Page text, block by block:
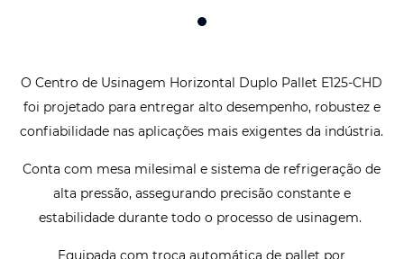
O Centro de Usinagem Horizontal Duplo Pallet E125-CHD
foi projetado para entregar alto desempenho, robustez e
confiabilidade nas aplicações mais exigentes da indústria.
Conta com mesa milesimal e sistema de refrigeração de
alta pressão, assegurando precisão constante e
estabilidade durante todo o processo de usinagem.
Equipada com troca automática de pallet por